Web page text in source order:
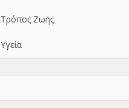
Τρόπος Ζωής
Υγεία